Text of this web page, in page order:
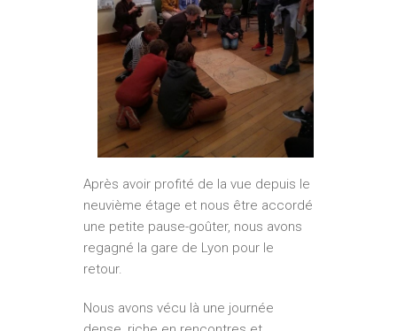
Après avoir profité de la vue depuis le
neuvième étage et nous être accordé
une petite pause-goûter, nous avons
regagné la gare de Lyon pour le
retour.
Nous avons vécu là une journée